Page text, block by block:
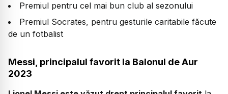
Premiul pentru cel mai bun club al sezonului
Premiul Socrates, pentru gesturile caritabile făcute
de un fotbalist
Messi, principalul favorit la Balonul de Aur
2023